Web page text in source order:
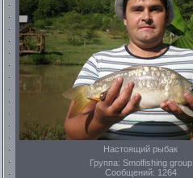
Настоящий рыбак
Группа: Smolfishing group
Сообщений: 1264